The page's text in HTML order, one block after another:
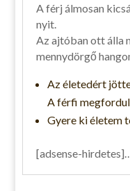
A férj álmosan
nyit.
Az ajtóban ott álla
mennydörgő
Az életedért
A férfi
Gyere ki életem
[adsense-